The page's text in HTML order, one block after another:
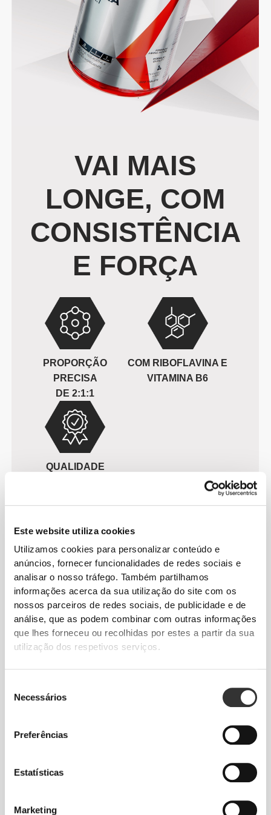
Este website utiliza cookies
Utilizamos cookies para personalizar conteúdo e
anúncios, fornecer funcionalidades de redes sociais e
analisar o nosso tráfego. Também partilhamos
informações acerca da sua utilização do site com os
nossos parceiros de redes sociais, de publicidade e de
análise, que as podem combinar com outras informações
que lhes forneceu ou recolhidas por estes a partir da sua
utilização dos respetivos serviços.
Necessários
Preferências
Estatísticas
Marketing
VAI MAIS
LONGE, COM
CONSISTÊNCIA
E FORÇA
PROPORÇÃO
PRECISA
DE 2:1:1
COM RIBOFLAVINA E
VITAMINA B6
QUALIDADE